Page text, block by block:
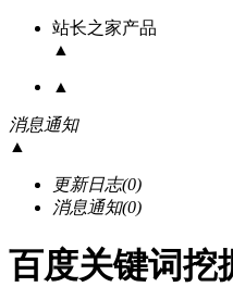
站长之家产品
▲
▲
消息通知
▲
更新日志(0)
消息通知(0)
百度关键词挖